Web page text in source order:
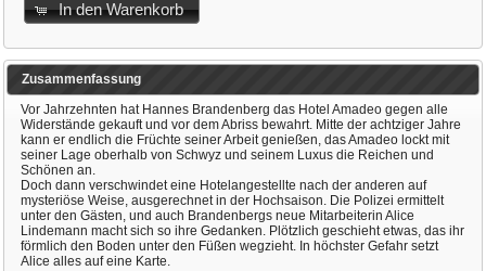
In den Warenkorb
Zusammenfassung
Vor Jahrzehnten hat Hannes Brandenberg das Hotel Amadeo gegen alle
Widerstände gekauft und vor dem Abriss bewahrt. Mitte der achtziger Jahre
kann er endlich die Früchte seiner Arbeit genießen, das Amadeo lockt mit
seiner Lage oberhalb von Schwyz und seinem Luxus die Reichen und
Schönen an.
Doch dann verschwindet eine Hotelangestellte nach der anderen auf
mysteriöse Weise, ausgerechnet in der Hochsaison. Die Polizei ermittelt
unter den Gästen, und auch Brandenbergs neue Mitarbeiterin Alice
Lindemann macht sich so ihre Gedanken. Plötzlich geschieht etwas, das ihr
förmlich den Boden unter den Füßen wegzieht. In höchster Gefahr setzt
Alice alles auf eine Karte.